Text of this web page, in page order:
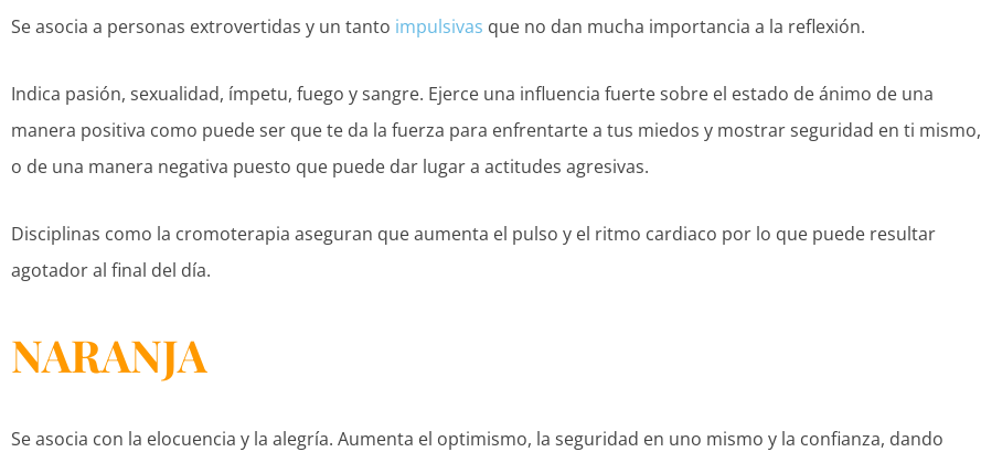
Se asocia a personas extrovertidas y un tanto impulsivas que no dan mucha importancia a la reflexión.
Indica pasión, sexualidad, ímpetu, fuego y sangre. Ejerce una influencia fuerte sobre el estado de ánimo de una
manera positiva como puede ser que te da la fuerza para enfrentarte a tus miedos y mostrar seguridad en ti mismo,
o de una manera negativa puesto que puede dar lugar a actitudes agresivas.
Disciplinas como la cromoterapia aseguran que aumenta el pulso y el ritmo cardiaco por lo que puede resultar
agotador al final del día.
NARANJA
Se asocia con la elocuencia y la alegría. Aumenta el optimismo, la seguridad en uno mismo y la confianza, dando